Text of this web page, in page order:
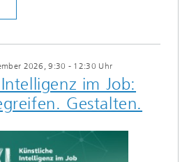
2026, 9:30 - 12:30 Uhr
im Job:
Gestalten.​​